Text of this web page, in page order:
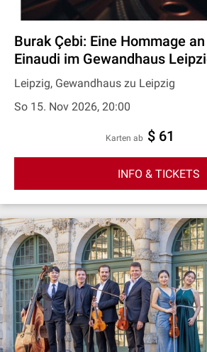
Burak Çebi: Eine Hommage
Einaudi im Gewandhaus
Leipzig, Gewandhaus zu Leipzig
So 15. Nov 2026, 20:00
Karten ab $ 61
INFO & TICKETS